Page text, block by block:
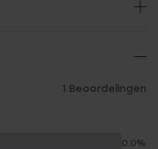
1 Beoordelingen
0.0%